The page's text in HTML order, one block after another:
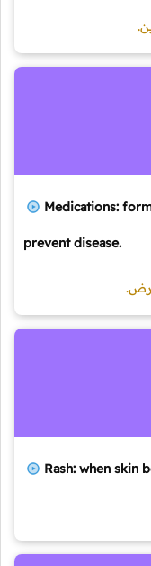
Medications:
prevent disease.
Rash: when skin